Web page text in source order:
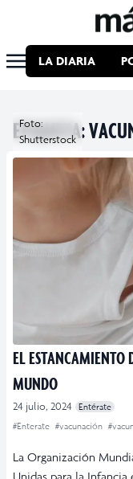
LA DIARIA
ETIQUETA:
Foto:
Shutterstock
EL
MUNDO
24 julio, 2024
Entérate
#Enterate #vacunación
La Organización